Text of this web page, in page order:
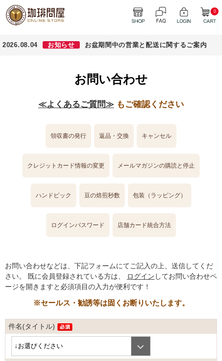
0
2026.08.04 お知らせ お盆期間中の営業と配送に関するご案内
お問い合わせ
≪よくあるご質問≫ もご確認ください
領収書の発行 返品・交換 キャンセル
クレジットカード情報の変更 メールマガジンの購読と停止
ハンドピック 豆の焙煎秒数 包装（ラッピング）
ログインパスワード 店舗カード統合方法
お問い合わせなどは、下記フォームにてご記入の上、送信してくだ
さい。
既に会員登録されている方は、 ログイン してお問い合わせペ
ージを開きますと必須項目の入力が便利です！
※セールス・勧誘等は固くお断りいたします。
件名(タイトル)